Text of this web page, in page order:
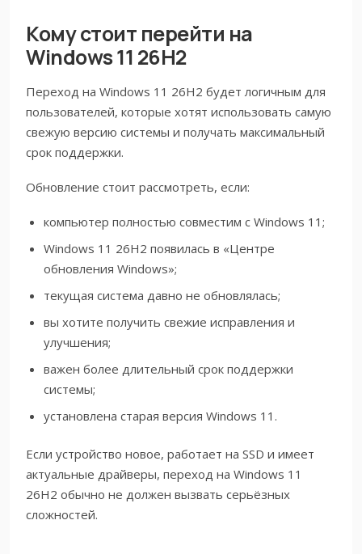
Кому стоит перейти на
Windows 11 26H2
Переход на Windows 11 26H2 будет логичным для
пользователей, которые хотят использовать самую
свежую версию системы и получать максимальный
срок поддержки.
Обновление стоит рассмотреть, если:
компьютер полностью совместим с Windows 11;
Windows 11 26H2 появилась в «Центре
обновления Windows»;
текущая система давно не обновлялась;
вы хотите получить свежие исправления и
улучшения;
важен более длительный срок поддержки
системы;
установлена старая версия Windows 11.
Если устройство новое, работает на SSD и имеет
актуальные драйверы, переход на Windows 11
26H2 обычно не должен вызвать серьёзных
сложностей.